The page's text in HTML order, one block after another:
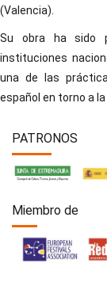
(Valencia).
Su obra ha sido
instituciones
una de las
español en torno a
PATRONOS
Miembro de